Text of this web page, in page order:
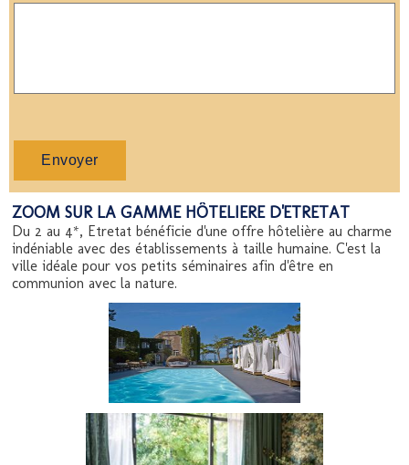
ZOOM SUR LA GAMME HÔTELIERE D'ETRETAT
Du 2 au 4*, Etretat bénéficie d'une offre hôtelière au charme
indéniable avec des établissements à taille humaine. C'est la
ville idéale pour vos petits séminaires afin d'être en
communion avec la nature.